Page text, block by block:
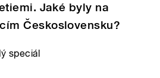
Jaké byly na
Československu?
speciál